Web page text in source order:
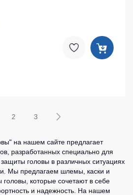
2 3
на нашем сайте предлагает
разработанных специально для
головы в различных ситуациях
Мы предлагаем шлемы, каски и
головы, которые сочетают в себе
и надежность. На нашем